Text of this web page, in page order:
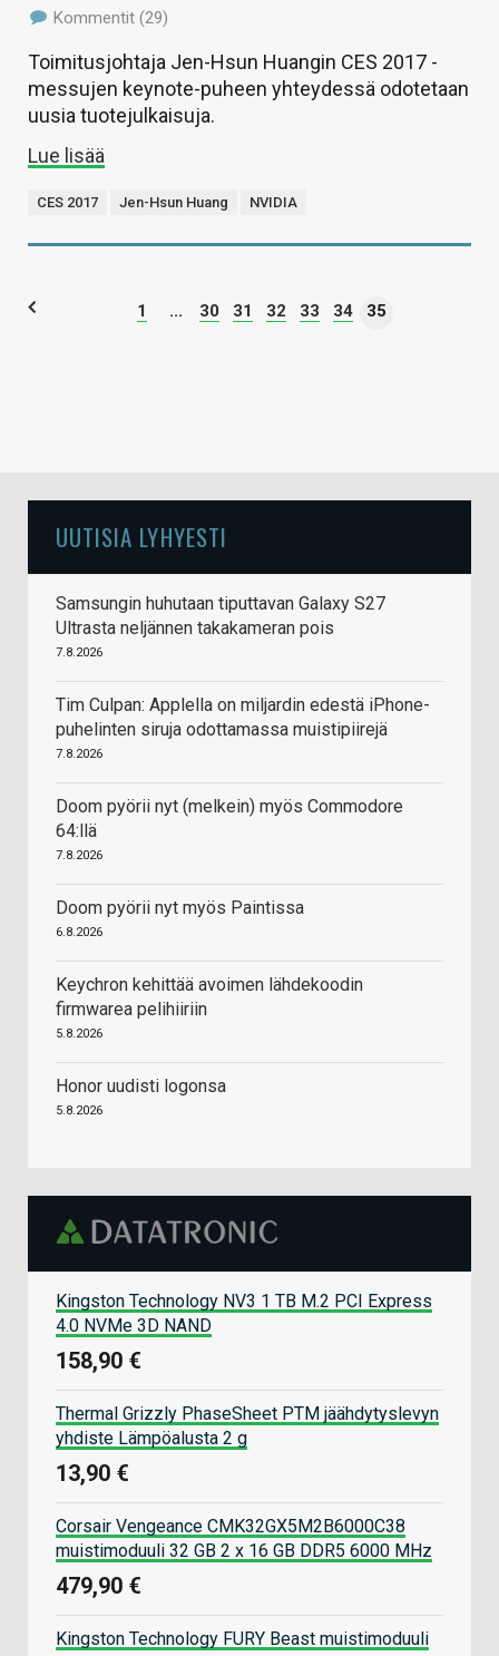
Kommentit (29)
Toimitusjohtaja Jen-Hsun Huangin CES 2017 -
messujen keynote-puheen yhteydessä odotetaan
uusia tuotejulkaisuja.
Lue lisää
CES 2017 Jen-Hsun Huang NVIDIA
1 ... 30 31 32 33 34 35
UUTISIA LYHYESTI
Samsungin huhutaan tiputtavan Galaxy S27
Ultrasta neljännen takakameran pois
7.8.2026
Tim Culpan: Applella on miljardin edestä iPhone-
puhelinten siruja odottamassa muistipiirejä
7.8.2026
Doom pyörii nyt (melkein) myös Commodore
64:llä
7.8.2026
Doom pyörii nyt myös Paintissa
6.8.2026
Keychron kehittää avoimen lähdekoodin
firmwarea pelihiiriin
5.8.2026
Honor uudisti logonsa
5.8.2026
Kingston Technology NV3 1 TB M.2 PCI Express
4.0 NVMe 3D NAND
158,90 €
Thermal Grizzly PhaseSheet PTM jäähdytyslevyn
yhdiste Lämpöalusta 2 g
13,90 €
Corsair Vengeance CMK32GX5M2B6000C38
muistimoduuli 32 GB 2 x 16 GB DDR5 6000 MHz
479,90 €
Kingston Technology FURY Beast muistimoduuli